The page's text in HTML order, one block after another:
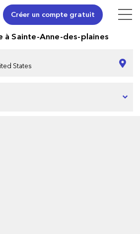
Créer un compte gratuit
à Sainte-Anne-des-plaines